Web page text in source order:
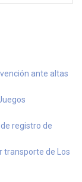
ante altas
registro de
transporte de Los